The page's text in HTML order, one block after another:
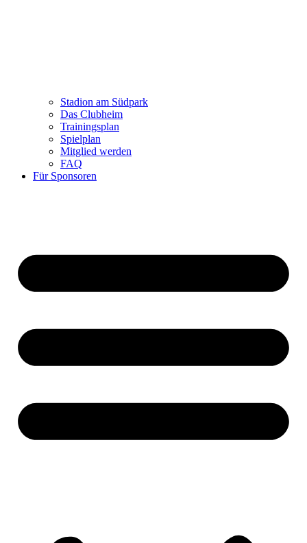
Stadion am Südpark
Das Clubheim
Trainingsplan
Spielplan
Mitglied werden
FAQ
Für Sponsoren